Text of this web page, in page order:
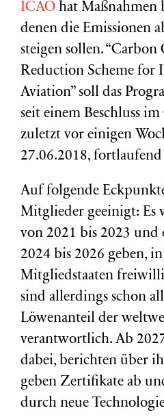
ICAO hat Maßnahmen
denen die Emissionen
steigen sollen.
Reduction Scheme for
Aviation” soll das
seit einem Beschluss
zuletzt vor einigen
27.06.2018,
Auf folgende
Mitglieder geeinigt: Es
von 2021 bis 2023 und
2024 bis 2026 geben,
Mitgliedstaaten
sind allerdings schon
Löwenanteil der
verantwortlich. Ab
dabei, berichten über
geben Zertifikate ab
durch neue